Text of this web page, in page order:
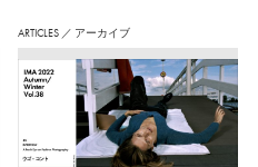
ARTICLES ／ アーカイブ